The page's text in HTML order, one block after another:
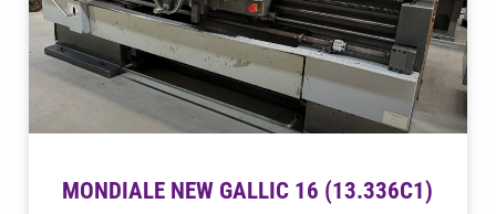
MONDIALE NEW GALLIC 16 (13.336C1)